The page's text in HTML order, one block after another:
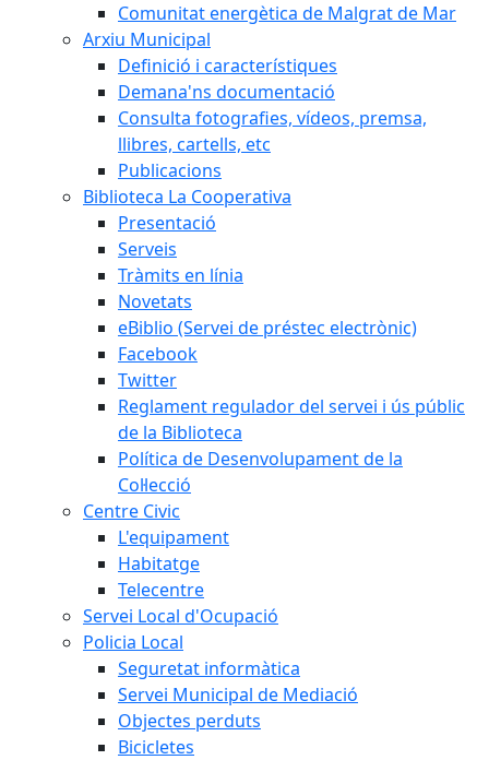
Comunitat energètica de Malgrat de Mar
Arxiu Municipal
Definició i característiques
Demana'ns documentació
Consulta fotografies, vídeos, premsa,
llibres, cartells, etc
Publicacions
Biblioteca La Cooperativa
Presentació
Serveis
Tràmits en línia
Novetats
eBiblio (Servei de préstec electrònic)
Facebook
Twitter
Reglament regulador del servei i ús públic
de la Biblioteca
Política de Desenvolupament de la
Col·lecció
Centre Civic
L'equipament
Habitatge
Telecentre
Servei Local d'Ocupació
Policia Local
Seguretat informàtica
Servei Municipal de Mediació
Objectes perduts
Bicicletes